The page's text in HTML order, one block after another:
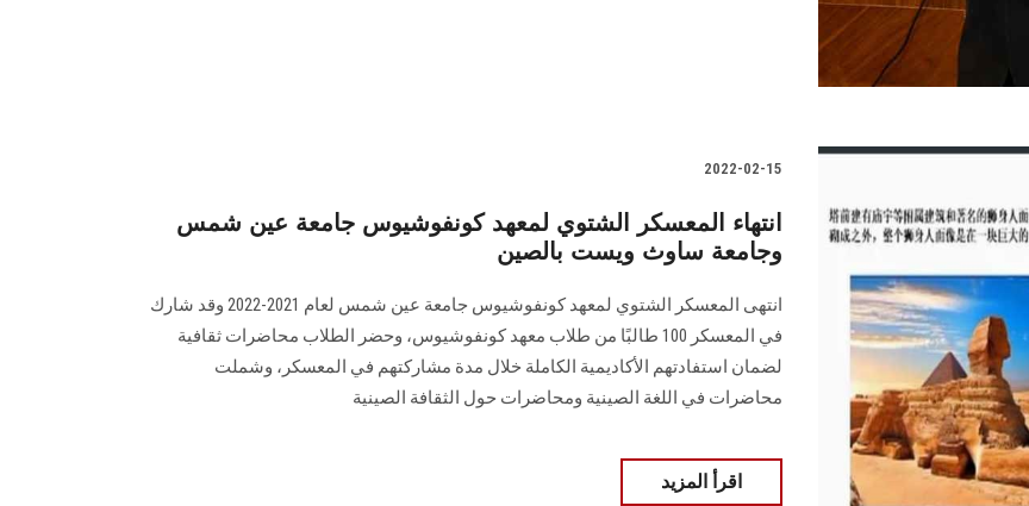
2022-02-15
انتهاء المعسكر الشتوي لمعهد كونفوشيوس جامعة عين شمس
وجامعة ساوث ويست بالصين
انتهى المعسكر الشتوي لمعهد كونفوشيوس جامعة عين شمس لعام 2021-2022 وقد شارك
في المعسكر 100 طالبًا من طلاب معهد كونفوشيوس، وحضر الطلاب محاضرات ثقافية
لضمان استفادتهم الأكاديمية الكاملة خلال مدة مشاركتهم في المعسكر، وشملت
محاضرات في اللغة الصينية ومحاضرات حول الثقافة الصينية
اقرأ المزيد